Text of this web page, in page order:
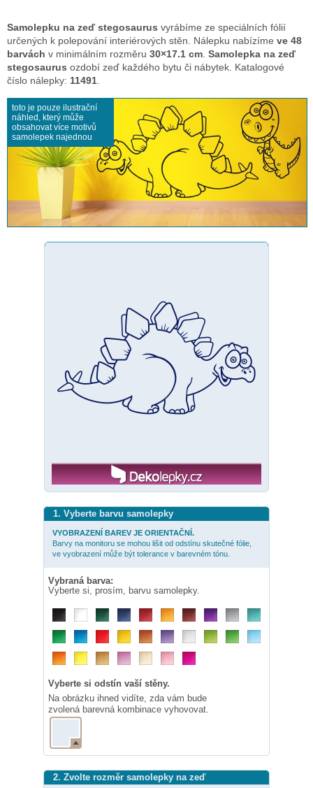
Samolepku na zeď stegosaurus vyrábíme ze speciálních fólií
určených k polepování interiérových stěn. Nálepku nabízíme ve 48
barvách v minimálním rozměru 30×17.1 cm Samolepka na zeď
stegosaurus ozdobí zeď každého bytu či nábytek. Katalogové
číslo nálepky: 11491
toto je pouze ilustrační
náhled, který může
obsahovat více motivů
samolepek najednou
1. Vyberte barvu samolepky
VYOBRAZENÍ BAREV JE ORIENTAČNÍ.
Barvy na monitoru se mohou lišit od odstínu skutečné fólie,
ve vyobrazení může být tolerance v barevném tónu.
Vybraná barva:
Vyberte si, prosím, barvu samolepky.
Vyberte si odstín vaší stěny.
Na obrázku ihned vidíte, zda vám bude
zvolená barevná kombinace vyhovovat.
2. Zvolte rozměr samolepky na zeď